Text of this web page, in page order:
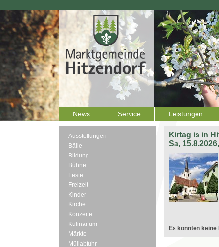
News Service Leistungen
Ausstellungen
Bälle
Bildung
Bühne
Feste
Freizeit
Kinder
Kirche
Konzerte
Kulinarium
Märkte
Müllabfuhr
Kirtag is in
Sa,
Es konnten keine